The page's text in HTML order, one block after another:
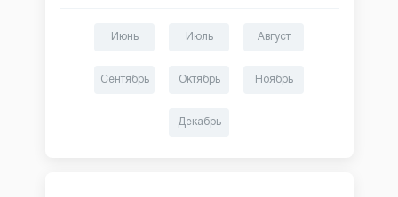
Июнь Июль Август
Сентябрь Октябрь Ноябрь
Декабрь